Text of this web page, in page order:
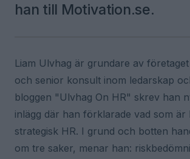
han till Motivation.se.
Liam Ulvhag är grundare av
och senior konsult inom ledarskap
bloggen "Ulvhag On HR" skrev han
inlägg där han förklarade vad som är
strategisk HR. I grund och botten
om tre saker, menar han: